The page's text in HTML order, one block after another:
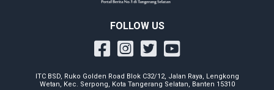
FOLLOW US
ITC BSD, Ruko Golden Road Blok C32/12, Jalan Raya, Lengkong
Wetan, Kec. Serpong, Kota Tangerang Selatan, Banten 15310